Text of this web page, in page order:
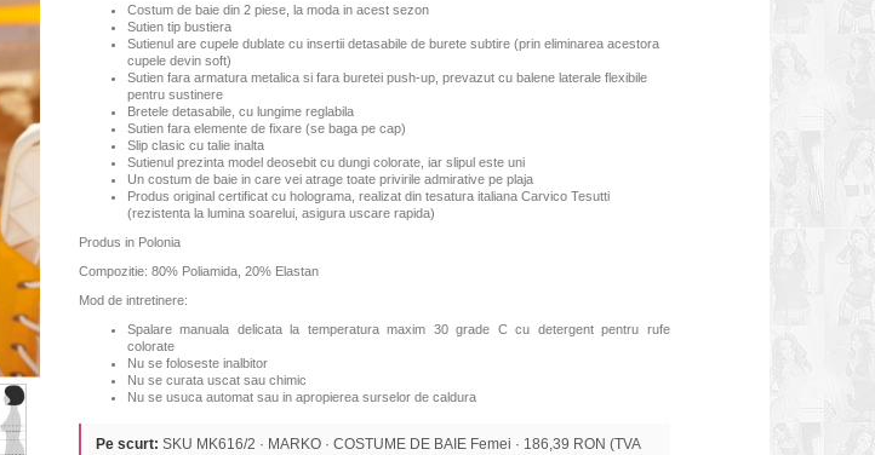
Costum de baie din 2 piese, la moda in acest sezon
Sutien tip bustiera
Sutienul are cupele dublate cu insertii detasabile de burete subtire (prin eliminarea acestora
cupele devin soft)
Sutien fara armatura metalica si fara buretei push-up, prevazut cu balene laterale flexibile
pentru sustinere
Bretele detasabile, cu lungime reglabila
Sutien fara elemente de fixare (se baga pe cap)
Slip clasic cu talie inalta
Sutienul prezinta model deosebit cu dungi colorate, iar slipul este uni
Un costum de baie in care vei atrage toate privirile admirative pe plaja
Produs original certificat cu holograma, realizat din tesatura italiana Carvico Tesutti
(rezistenta la lumina soarelui, asigura uscare rapida)
Produs in Polonia
Compozitie: 80% Poliamida, 20% Elastan
Mod de intretinere:
Spalare manuala delicata la temperatura maxim 30 grade C cu detergent pentru rufe
colorate
Nu se foloseste inalbitor
Nu se curata uscat sau chimic
Nu se usuca automat sau in apropierea surselor de caldura
Pe scurt: SKU MK616/2 · MARKO · COSTUME DE BAIE Femei · 186,39 RON (TVA